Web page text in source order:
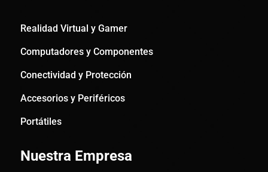
Realidad Virtual y Gamer
Computadores y Componentes
Conectividad y Protección
Accesorios y Periféricos
Portátiles
Nuestra Empresa